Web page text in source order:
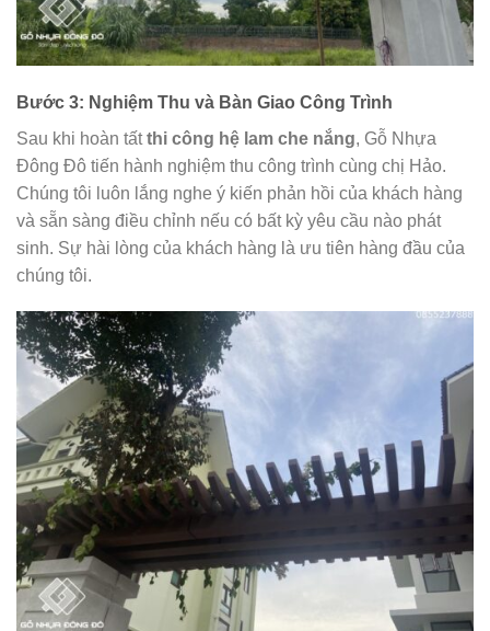
Bước 3: Nghiệm Thu và Bàn Giao Công Trình
Sau khi hoàn tấtthi công hệ lam che nắng, Gỗ Nhựa
Đông Đô tiến hành nghiệm thu công trình cùng chị Hảo.
Chúng tôi luôn lắng nghe ý kiến phản hồi của khách hàng
và sẵn sàng điều chỉnh nếu có bất kỳ yêu cầu nào phát
sinh. Sự hài lòng của khách hàng là ưu tiên hàng đầu của
chúng tôi.